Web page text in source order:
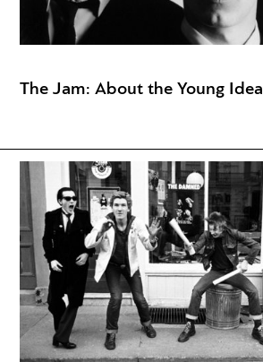
The Jam: About the Young Idea